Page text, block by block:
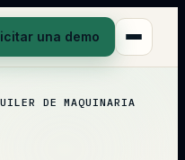
una demo
DE MAQUINARIA